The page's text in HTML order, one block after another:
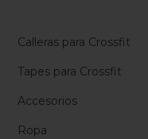
Calleras para Crossfit
Tapes para Crossfit
Accesorios
Ropa